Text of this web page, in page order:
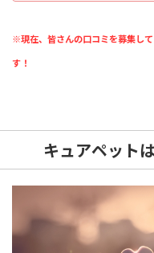
※現在、皆さんの口コミを募集し
す！
キュアペット